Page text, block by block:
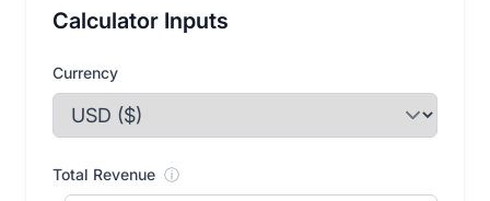
Calculator Inputs
Currency
Total Revenue ⓘ